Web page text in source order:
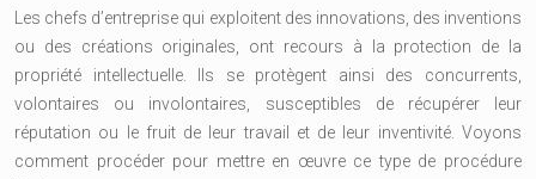
Les chefs d’entreprise qui exploitent des innovations, des inventions
ou des créations originales, ont recours à la protection de la
propriété intellectuelle. Ils se protègent ainsi des concurrents,
volontaires ou involontaires, susceptibles de récupérer leur
réputation ou le fruit de leur travail et de leur inventivité. Voyons
comment procéder pour mettre en œuvre ce type de procédure